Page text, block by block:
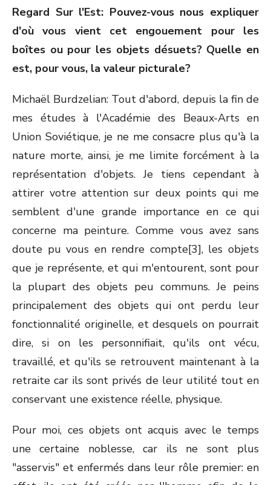
Regard Sur l'Est: Pouvez-vous nous expliquer
d'où vous vient cet engouement pour les
boîtes ou pour les objets désuets? Quelle en
est, pour vous, la valeur picturale?
Michaël Burdzelian: Tout d'abord, depuis la fin de
mes études à l'Académie des Beaux-Arts en
Union Soviétique, je ne me consacre plus qu'à la
nature morte, ainsi, je me limite forcément à la
représentation d'objets. Je tiens cependant à
attirer votre attention sur deux points qui me
semblent d'une grande importance en ce qui
concerne ma peinture. Comme vous avez sans
doute pu vous en rendre compte[3], les objets
que je représente, et qui m'entourent, sont pour
la plupart des objets peu communs. Je peins
principalement des objets qui ont perdu leur
fonctionnalité originelle, et desquels on pourrait
dire, si on les personnifiait, qu'ils ont vécu,
travaillé, et qu'ils se retrouvent maintenant à la
retraite car ils sont privés de leur utilité tout en
conservant une existence réelle, physique.
Pour moi, ces objets ont acquis avec le temps
une certaine noblesse, car ils ne sont plus
"asservis" et enfermés dans leur rôle premier: en